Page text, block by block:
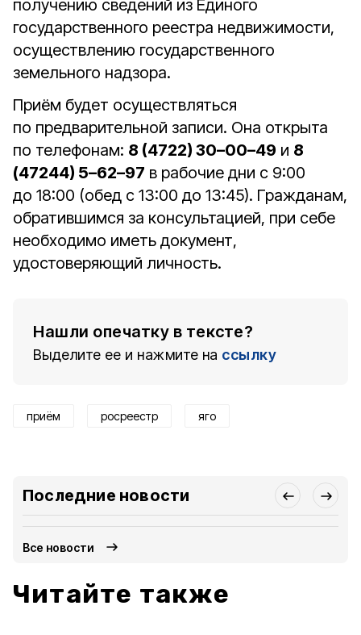
получению сведений из Единого
государственного реестра недвижимости,
осуществлению государственного
земельного надзора.
Приём будет осуществляться
по предварительной записи. Она открыта
по телефонам: 8 (4722) 30–00–49 и 8
(47244) 5–62–97 в рабочие дни с 9:00
до 18:00 (обед с 13:00 до 13:45). Гражданам,
обратившимся за консультацией, при себе
необходимо иметь документ,
удостоверяющий личность.
Нашли опечатку в тексте?
Выделите ее и нажмите на ссылку
приём росреестр яго
Последние новости
Все новости
Читайте также